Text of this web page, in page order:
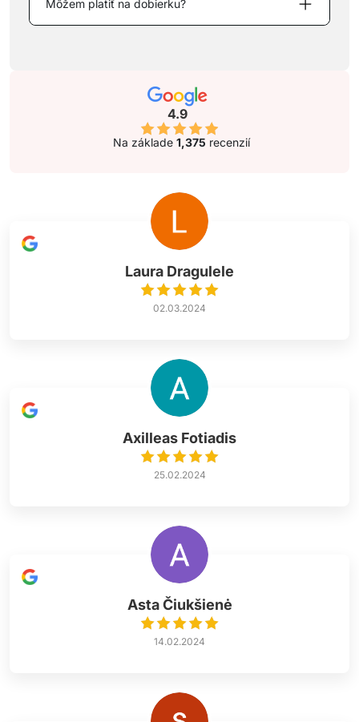
Môžem platiť na dobierku?
4.9
Na základe 1,375 recenzií
Laura Dragulele
02.03.2024
Axilleas Fotiadis
25.02.2024
Asta Čiukšienė
14.02.2024